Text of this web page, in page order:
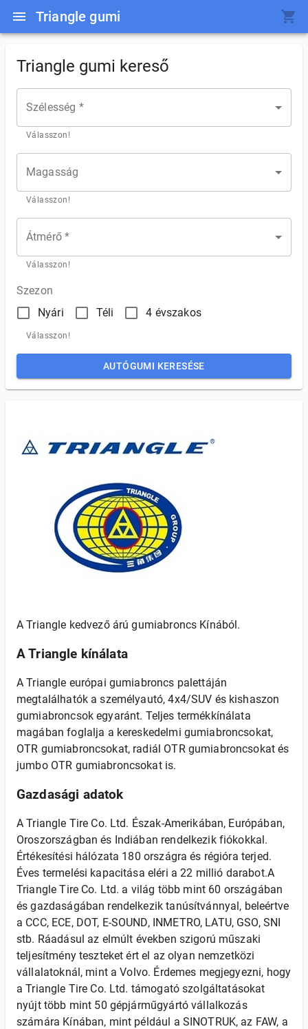
Triangle gumi
Triangle gumi kereső
Szélesség *
Válasszon!
Magasság
Válasszon!
Átmérő *
Válasszon!
Szezon
Nyári
Téli 4 évszakos
Válasszon!
AUTÓGUMI KERESÉSE
A Triangle kedvező árú gumiabroncs Kínából.
A Triangle kínálata
A Triangle európai gumiabroncs palettáján
megtalálhatók a személyautó, 4x4/SUV és kishaszon
gumiabroncsok egyaránt. Teljes termékkínálata
magában foglalja a kereskedelmi gumiabroncsokat,
OTR gumiabroncsokat, radiál OTR gumiabroncsokat és
jumbo OTR gumiabroncsokat is.
Gazdasági adatok
A Triangle Tire Co. Ltd. Észak-Amerikában, Európában,
Oroszországban és Indiában rendelkezik fiókokkal.
Értékesítési hálózata 180 országra és régióra terjed.
Éves termelési kapacitása eléri a 22 millió darabot.A
Triangle Tire Co. Ltd. a világ több mint 60 országában
és gazdaságában rendelkezik tanúsítvánnyal, beleértve
a CCC, ECE, DOT, E-SOUND, INMETRO, LATU, GSO, SNI
stb. Ráadásul az elmúlt években szigorú műszaki
teljesítmény teszteket ért el az olyan nemzetközi
vállalatoknál, mint a Volvo. Érdemes megjegyezni, hogy
a Triangle Tire Co. Ltd. támogató szolgáltatásokat
nyújt több mint 50 gépjárműgyártó vállalkozás
számára Kínában, mint például a SINOTRUK, az FAW, a